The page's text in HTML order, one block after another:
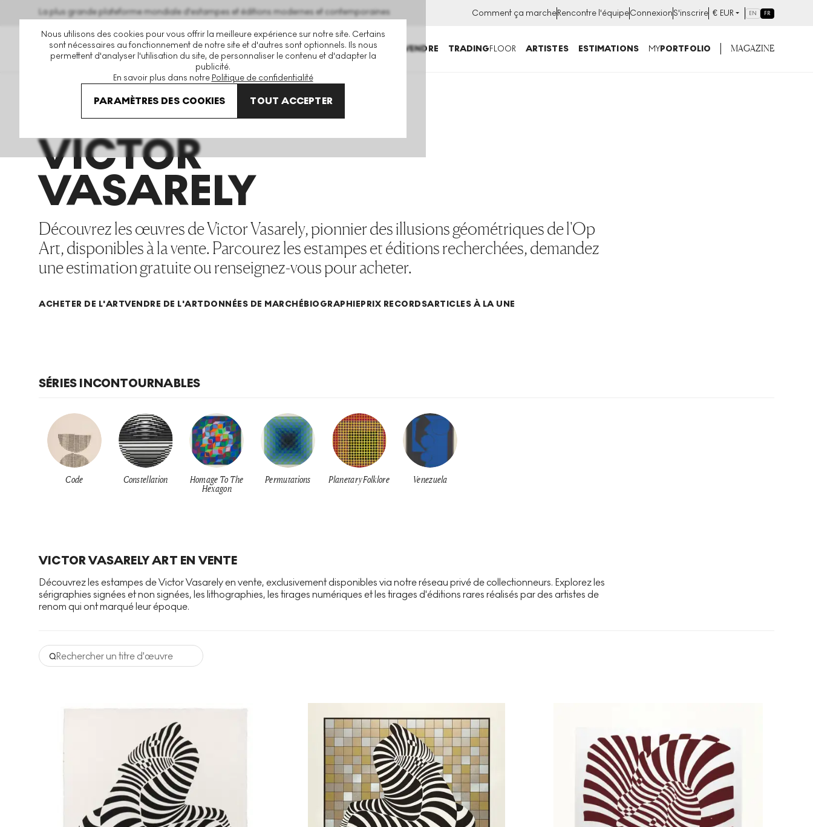
Nous utilisons des cookies pour vous offrir la meilleure expérience sur notre site. Certains
sont nécessaires au fonctionnement de notre site et d'autres sont optionnels. Ils nous
permettent d'analyser l'utilisation du site, de personnaliser le contenu et d'adapter la
publicité.
En savoir plus dans notre Politique de confidentialité
PARAMÈTRES DES COOKIES TOUT ACCEPTER
La plus grande plateforme mondiale d'estampes et éditions modernes et contemporaines Comment ça marcheRencontre l'équipeConnexionS'inscrire € EUR EN FR
ACHETER VENDRE TRADINGFLOOR ARTISTES ESTIMATIONS MYPORTFOLIO MAGAZINE
VICTOR
VASARELY
Découvrez les œuvres de Victor Vasarely, pionnier des illusions géométriques de l'Op
Art, disponibles à la vente. Parcourez les estampes et éditions recherchées, demandez
une estimation gratuite ou renseignez-vous pour acheter.
ACHETER DE L'ARTVENDRE DE L'ARTDONNÉES DE MARCHÉBIOGRAPHIEPRIX RECORDSARTICLES À LA UNE
SÉRIES INCONTOURNABLES
Code Constellation Homage To The
Hexagon
Permutations Planetary Folklore Venezuela
VICTOR VASARELY ART EN VENTE
Découvrez les estampes de Victor Vasarely en vente, exclusivement disponibles via notre réseau privé de collectionneurs. Explorez les
sérigraphies signées et non signées, les lithographies, les tirages numériques et les tirages d'éditions rares réalisés par des artistes de
renom qui ont marqué leur époque.
Rechercher un titre d'œuvre